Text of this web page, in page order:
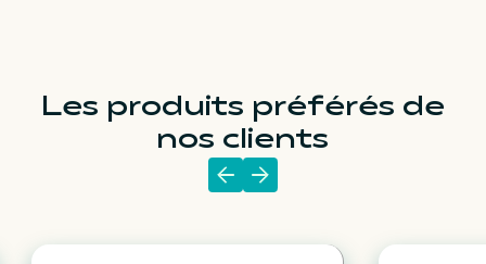
Les produits préférés de
nos clients